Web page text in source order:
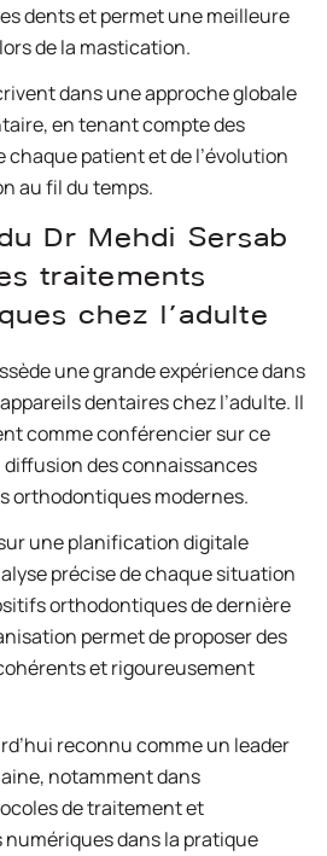
dents et permet une meilleure
de la mastication.
dans une approche globale
en tenant compte des
chaque patient et de l’évolution
au fil du temps.
Dr Mehdi Sersab
traitements
chez l’adulte
une grande expérience dans
dentaires chez l’adulte. Il
comme conférencier sur ce
des connaissances
orthodontiques modernes.
une planification digitale
précise de chaque situation
orthodontiques de dernière
permet de proposer des
et rigoureusement
reconnu comme un leader
notamment dans
de traitement et
dans la pratique